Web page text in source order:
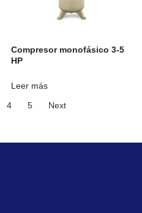
Compresor monofásico 3-5
HP
Leer más
4 5 Next